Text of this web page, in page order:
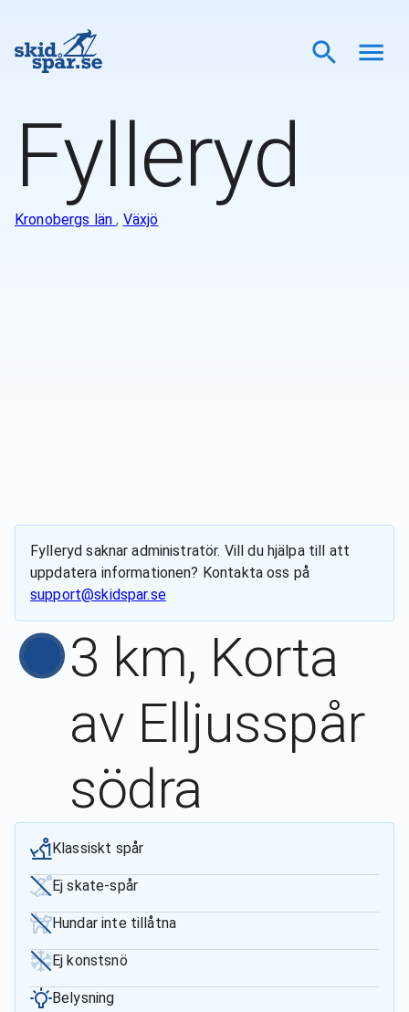
Fylleryd
Kronobergs län, Växjö
Fylleryd saknar administratör. Vill du hjälpa till att
uppdatera informationen? Kontakta oss på
support@skidspar.se
3 km, Korta
av Elljusspår
södra
Klassiskt spår
Ej skate-spår
Hundar inte tillåtna
Ej konstsnö
Belysning